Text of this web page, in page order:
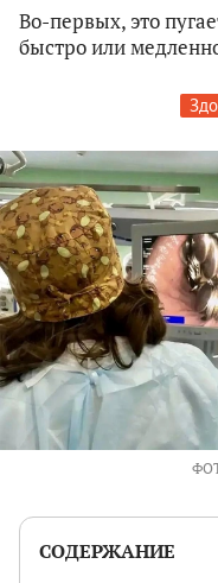
Во-первых, это
быстро или
СОДЕРЖАНИЕ